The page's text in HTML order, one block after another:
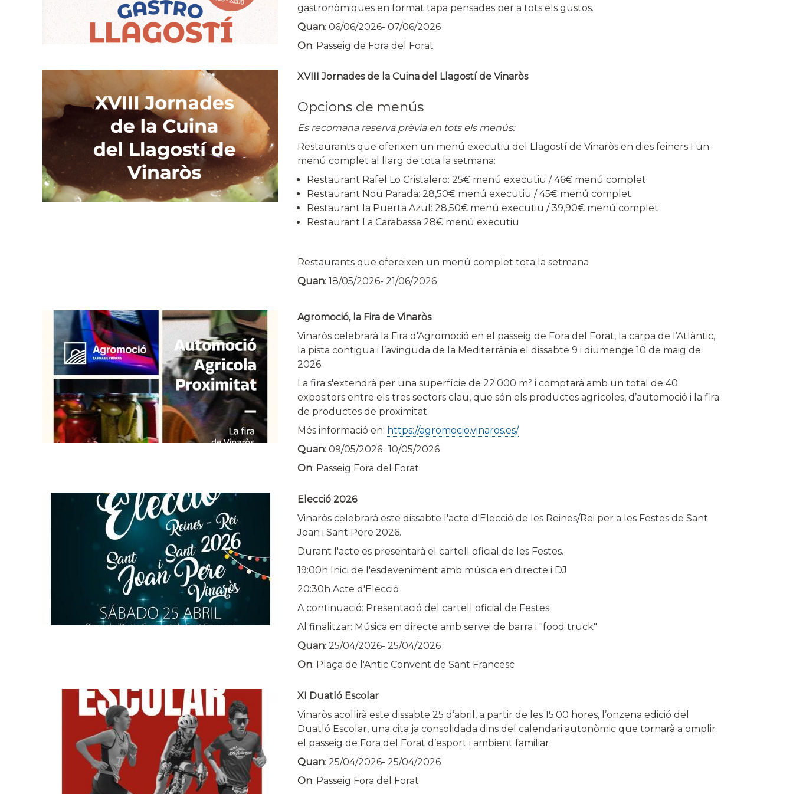
gastronòmiques en format tapa pensades per a tots els gustos.
Quan: 06/06/2026- 07/06/2026
On: Passeig de Fora del Forat
XVIII Jornades de la Cuina del Llagostí de Vinaròs
Opcions de menús
Es recomana reserva prèvia en tots els menús:
Restaurants que oferixen un menú executiu del Llagostí de Vinaròs en dies feiners I un
menú complet al llarg de tota la setmana:
Restaurant Rafel Lo Cristalero: 25€ menú executiu / 46€ menú complet
Restaurant Nou Parada: 28,50€ menú executiu / 45€ menú complet
Restaurant la Puerta Azul: 28,50€ menú executiu / 39,90€ menú complet
Restaurant La Carabassa 28€ menú executiu
Restaurants que ofereixen un menú complet tota la setmana
Quan: 18/05/2026- 21/06/2026
Agromoció, la Fira de Vinaròs
Vinaròs celebrarà la Fira d'Agromoció en el passeig de Fora del Forat, la carpa de l’Atlàntic,
la pista contigua i l’avinguda de la Mediterrània el dissabte 9 i diumenge 10 de maig de
2026.
La fira s'extendrà per una superfície de 22.000 m² i comptarà amb un total de 40
expositors entre els tres sectors clau, que són els productes agrícoles, d’automoció i la fira
de productes de proximitat.
Més informació en: https://agromocio.vinaros.es/
Quan: 09/05/2026- 10/05/2026
On: Passeig Fora del Forat
Elecció 2026
Vinaròs celebrarà este dissabte l'acte d'Elecció de les Reines/Rei per a les Festes de Sant
Joan i Sant Pere 2026.
Durant l'acte es presentarà el cartell oficial de les Festes.
19:00h Inici de l'esdeveniment amb música en directe i DJ
20:30h Acte d'Elecció
A continuació: Presentació del cartell oficial de Festes
Al finalitzar: Música en directe amb servei de barra i "food truck"
Quan: 25/04/2026- 25/04/2026
On: Plaça de l'Antic Convent de Sant Francesc
XI Duatló Escolar
Vinaròs acollirà este dissabte 25 d’abril, a partir de les 15:00 hores, l’onzena edició del
Duatló Escolar, una cita ja consolidada dins del calendari autonòmic que tornarà a omplir
el passeig de Fora del Forat d’esport i ambient familiar.
Quan: 25/04/2026- 25/04/2026
On: Passeig Fora del Forat